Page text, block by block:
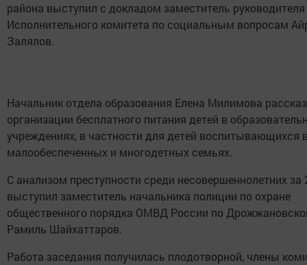
района выступил с докладом заместитель руководителя
Исполнительного комитета по социальным вопросам
Залялов.
Начальник отдела образования Елена Милимова
организации бесплатного питания детей в
учреждениях, в частности для детей воспитывающихся
малообеспеченных и многодетных семьях.
С анализом преступности среди несовершеннолетних за
выступил заместитель начальника полиции по охране
общественного порядка ОМВД России по
Рамиль Шайхаттаров.
Работа заседания получилась плодотворной, члены